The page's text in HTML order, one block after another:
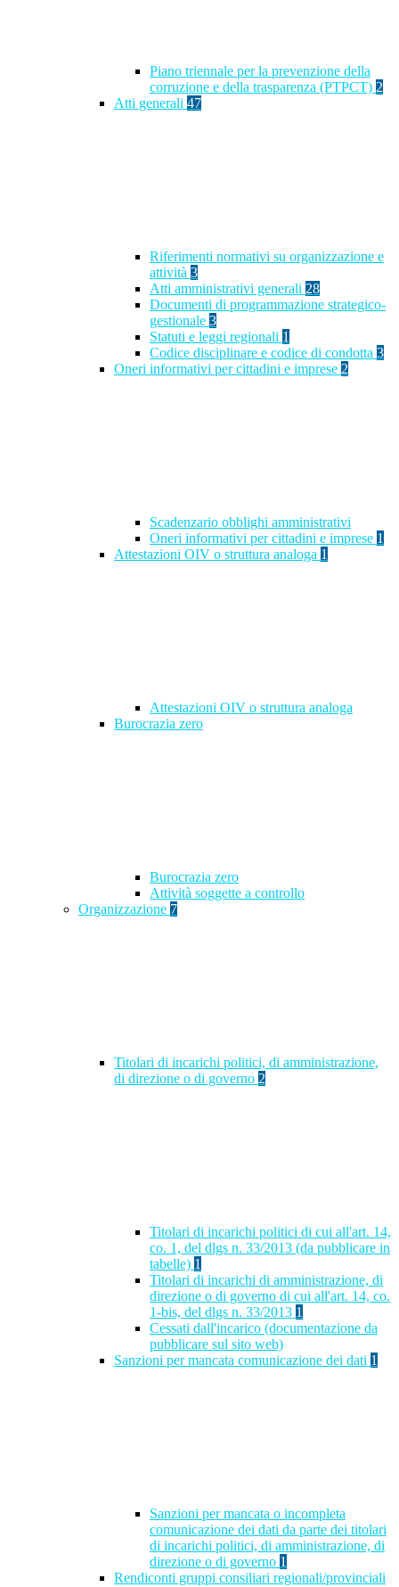
Piano triennale per la prevenzione della
corruzione e della trasparenza (PTPCT) 2
Atti generali 47
Riferimenti normativi su organizzazione e
attività 3
Atti amministrativi generali 28
Documenti di programmazione strategico-
gestionale 3
Statuti e leggi regionali 1
Codice disciplinare e codice di condotta 3
Oneri informativi per cittadini e imprese 2
Scadenzario obblighi amministrativi
Oneri informativi per cittadini e imprese 1
Attestazioni OIV o struttura analoga 1
Attestazioni OIV o struttura analoga
Burocrazia zero
Burocrazia zero
Attività soggette a controllo
Organizzazione 7
Titolari di incarichi politici, di amministrazione,
di direzione o di governo 2
Titolari di incarichi politici di cui all'art. 14,
co. 1, del dlgs n. 33/2013 (da pubblicare in
tabelle) 1
Titolari di incarichi di amministrazione, di
direzione o di governo di cui all'art. 14, co.
1-bis, del dlgs n. 33/2013 1
Cessati dall'incarico (documentazione da
pubblicare sul sito web)
Sanzioni per mancata comunicazione dei dati 1
Sanzioni per mancata o incompleta
comunicazione dei dati da parte dei titolari
di incarichi politici, di amministrazione, di
direzione o di governo 1
Rendiconti gruppi consiliari regionali/provinciali